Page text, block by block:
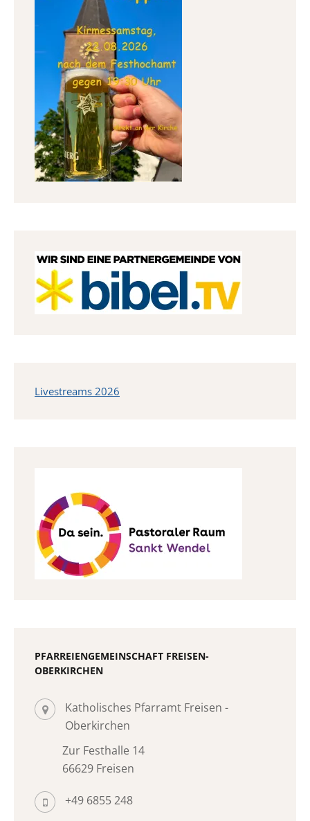
Livestreams 2026
PFARREIENGEMEINSCHAFT FREISEN-
OBERKIRCHEN
Katholisches Pfarramt Freisen -
Oberkirchen
Zur Festhalle 14
66629 Freisen
+49 6855 248